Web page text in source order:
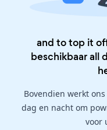
and to top it
beschikbaar all
Bovendien werkt
dag en nacht om
voor